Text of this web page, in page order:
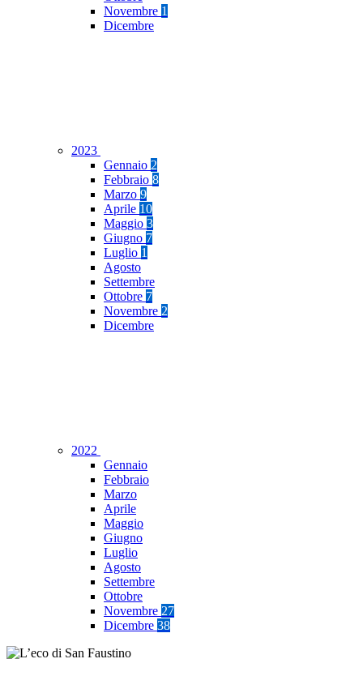
Novembre 1
Dicembre
2023
Gennaio 2
Febbraio 8
Marzo 9
Aprile 10
Maggio 3
Giugno 7
Luglio 1
Agosto
Settembre
Ottobre 7
Novembre 2
Dicembre
2022
Gennaio
Febbraio
Marzo
Aprile
Maggio
Giugno
Luglio
Agosto
Settembre
Ottobre
Novembre 27
Dicembre 38